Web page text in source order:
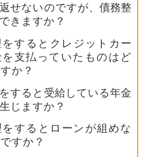
せないのですが、債務整
きますか？
するとクレジットカー
を支払っていたものはど
か？
すると受給している年金
じますか？
するとローンが組めな
すか？